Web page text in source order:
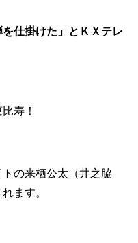
を仕掛けた」とＫＸテレ
寿！
の来栖公太（井之脇
ます。